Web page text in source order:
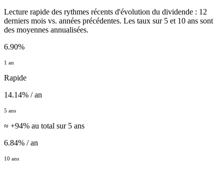
Lecture rapide des rythmes récents d'évolution du dividende : 12
derniers mois vs. années précédentes. Les taux sur 5 et 10 ans sont
des moyennes annualisées.
6.90%
1 an
Rapide
14.14% / an
5 ans
≈ +94% au total sur 5 ans
6.84% / an
10 ans